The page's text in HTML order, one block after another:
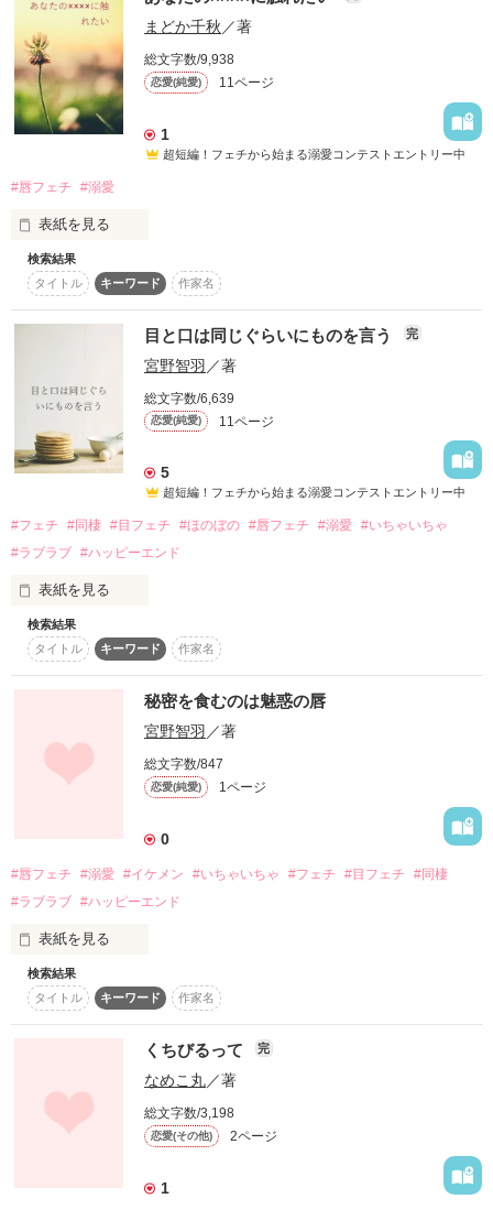
ステータス 全て 完結
作品の長さ 長編 中編
コンテスト
賞」ベリーズカフェ会場
その他の条件 動画あり コミックあり
けなのに……。
お昼休みのオフィスで、朝の混み合うエレベーターの中で、賑
やかな居酒屋の廊下で――。
周囲の目を盗み、猫が鼻先をこすり合わせるような短いキスを
仕掛けては、なにごともなかったかのように涼しい顔をする大
槻くん。
「このままふたりで抜けて、俺の部屋に行きましょう
ふたりきりになれば、ひと晩中、好きなだけキスできる」
そのあまりにも甘い誘惑に、私の理性が音を立てて崩れてい
作品を読む
まどか千秋 ／著
総文字数/9,938
恋愛(純愛) 11ページ
1
超短編！フェチから始まる溺愛コンテストエントリー中
#唇フェチ #溺愛
表紙を見る
ペットサロンで働く
綿谷すみれ　２５歳
サロンの常連客
喜多川　要　２８歳
私だけが
彼の秘密を知っている
検索結果
タイトル
キーワード 作家名
目と口は同じぐらいにものを言う 完
宮野智羽 ／著
総文字数/6,639
恋愛(純愛) 11ページ
5
超短編！フェチから始まる溺愛コンテストエントリー中
#フェチ #同棲 #目フェチ #ほのぼの #唇フェチ #溺愛 #いちゃいちゃ
#ラブラブ #ハッピーエンド
表紙を見る
如月 柊斗　（きさらぎしゅうと）　２４歳
唇フェチ
最初はフェチに対して良い印象を持っておらず、千夏に悟られ
ないように隠していた。
犬のような性格で、甘え上手。
眼球が好きなのではなく、あくまでも感情がこもっている
『目』が好き。
柊斗の扱いが上手。
＊＊＊
お互いにフェチを隠していた２人のお話。
検索結果
タイトル
キーワード 作家名
秘密を食むのは魅惑の唇
宮野智羽 ／著
総文字数/847
恋愛(純愛) 1ページ
0
#唇フェチ #溺愛 #イケメン #いちゃいちゃ #フェチ #目フェチ
#同棲
#ラブラブ #ハッピーエンド
表紙を見る
如月 柊斗　（きさらぎしゅうと）　２４歳
唇フェチ
最初はフェチに対して良い印象を持っておらず、千夏に悟られ
ないように隠していた。
犬のような性格で、甘え上手。
検索結果
タイトル
キーワード 作家名
くちびるって 完
なめこ丸／著
総文字数/3,198
恋愛(その他) 2ページ
1